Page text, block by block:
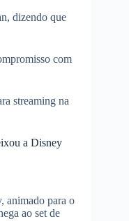
dizendo que
com
streaming na
a Disney
animado para o
ao set de